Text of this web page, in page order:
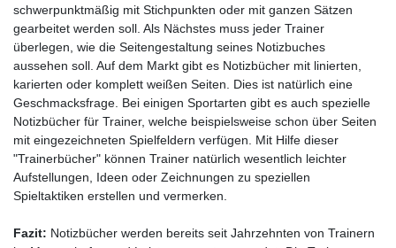
schwerpunktmäßig mit Stichpunkten oder mit ganzen Sätzen
gearbeitet werden soll. Als Nächstes muss jeder Trainer
überlegen, wie die Seitengestaltung seines Notizbuches
aussehen soll. Auf dem Markt gibt es Notizbücher mit linierten,
karierten oder komplett weißen Seiten. Dies ist natürlich eine
Geschmacksfrage. Bei einigen Sportarten gibt es auch spezielle
Notizbücher für Trainer, welche beispielsweise schon über Seiten
mit eingezeichneten Spielfeldern verfügen. Mit Hilfe dieser
"Trainerbücher" können Trainer natürlich wesentlich leichter
Aufstellungen, Ideen oder Zeichnungen zu speziellen
Spieltaktiken erstellen und vermerken.
Fazit: Notizbücher werden bereits seit Jahrzehnten von Trainern